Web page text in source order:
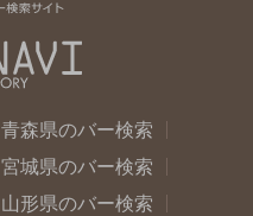
青森県のバー検索
宮城県のバー検索
山形県のバー検索